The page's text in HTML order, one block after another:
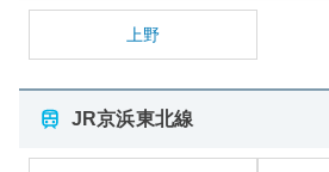
上野
JR京浜東北線